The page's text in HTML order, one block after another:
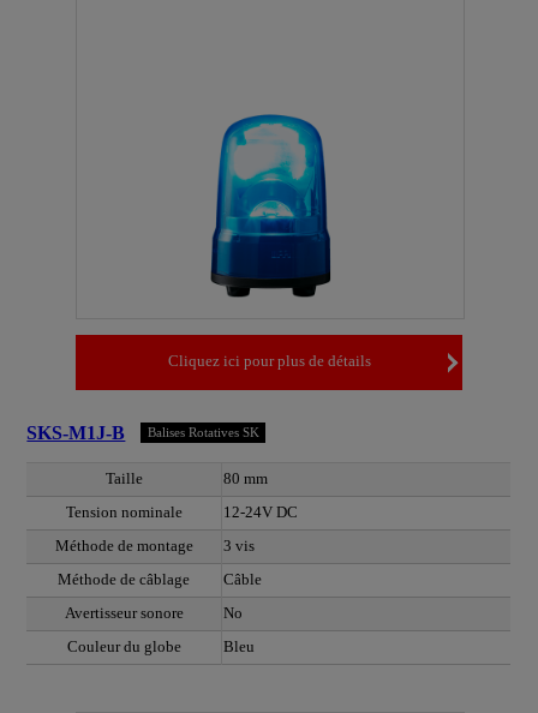
Cliquez ici pour plus de détails
SKS-M1J-B Balises Rotatives SK
Taille
80 mm
Tension nominale
12-24V DC
Méthode de montage
3 vis
Méthode de câblage
Câble
Avertisseur sonore
No
Couleur du globe
Bleu